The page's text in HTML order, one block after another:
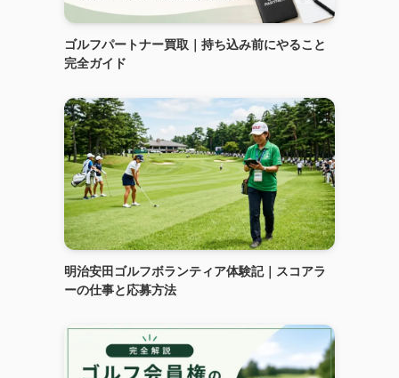
ゴルフパートナー買取｜持ち込み前にやること
完全ガイド
明治安田ゴルフボランティア体験記｜スコアラ
ーの仕事と応募方法